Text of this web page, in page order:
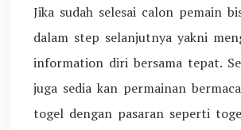
Jika sudah selesai calon pemain
dalam step selanjutnya yakni
information diri bersama tepat.
juga sedia kan permainan
togel dengan pasaran seperti